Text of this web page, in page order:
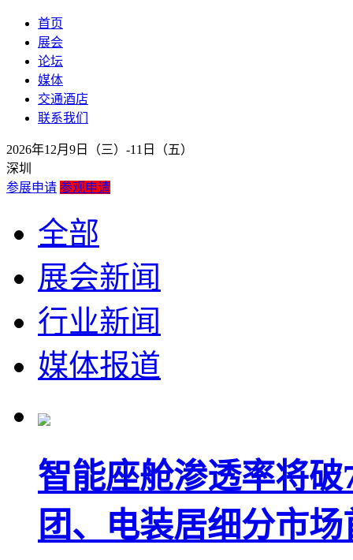
首页
展会
论坛
媒体
交通酒店
联系我们
2026年12月9日（三）-11日（五）
深圳
参展申请 参观申请
全部
展会新闻
行业新闻
媒体报道
智能座舱渗透率将
团、电装居细分市场